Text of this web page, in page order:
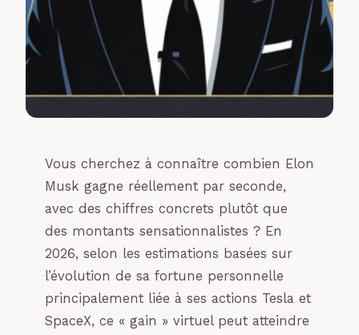
Vous cherchez à connaître combien Elon
Musk gagne réellement par seconde,
avec des chiffres concrets plutôt que
des montants sensationnalistes ? En
2026, selon les estimations basées sur
l’évolution de sa fortune personnelle
principalement liée à ses actions Tesla et
SpaceX, ce « gain » virtuel peut atteindre